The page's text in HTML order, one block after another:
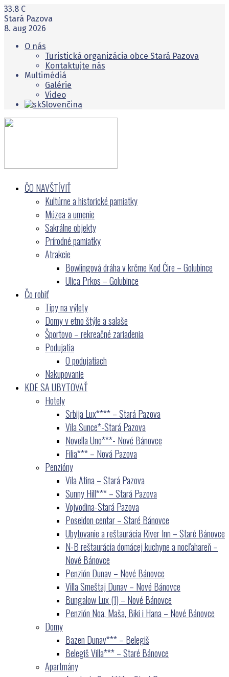
33.8 C
Stará Pazova
8. aug 2026
O nás
Turistická organizácia obce Stará Pazova
Kontaktujte nás
Multimédiá
Galérie
Video
Slovenčina
ČO NAVŠTĺVIŤ
Kultúrne a historické pamiatky
Múzea a umenie
Sakrálne objekty
Prírodné pamiatky
Atrakcie
Bowlingová dráha v krčme Kod Ćire – Golubince
Ulica Prkos – Golubince
Čo robiť
Tipy na výlety
Domy v etno štýle a salaše
Športovo – rekreačné zariadenia
Podujatia
O podujatiach
Nakupovanie
KDE SA UBYTOVAŤ
Hotely
Srbija Lux**** – Stará Pazova
Vila Sunce*-Stará Pazova
Novella Uno***- Nové Bánovce
Filia*** – Nová Pazova
Penzióny
Vila Atina – Stará Pazova
Sunny Hill*** – Stará Pazova
Vojvodina-Stará Pazova
Poseidon centar – Staré Bánovce
Ubytovanie a reštaurácia River Inn – Staré Bánovce
N-B reštaurácia domácej kuchyne a nocľahareň –
Nové Bánovce
Penzión Dunav – Nové Bánovce
Villa Smeštaj Dunav – Nové Bánovce
Bungalow Lux (1) – Nové Bánovce
Penzión Noa, Maša, Biki i Hana – Nové Bánovce
Domy
Bazen Dunav*** – Belegiš
Belegiš Villa*** – Staré Bánovce
Apartmány